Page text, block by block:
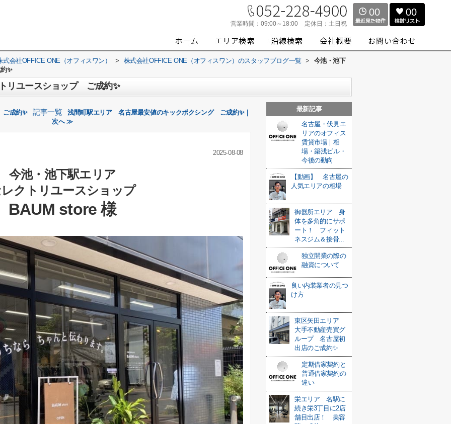
営業時間： 09:00～18:00 定休日： 土日祝
00 00
会社OFFICE ONE（オフィスワン） > 株式会社OFFICE ONE（オフィスワン）のスタッフブログ一覧 >
今池・池下
✨
リユースショップ ご成約✨
成約✨ 記事一覧
浅間町駅エリア 名古屋最安値のキックボクシング ご成約✨｜
次へ ≫
2025-08-08
今池・池下駅エリア
クトリユースショップ
BAUM store 様
最新記事
名古屋・伏見エ
リアのオフィス
賃貸市場｜相
場・築浅ビル・
今後の動向
【動画】 名古屋の
人気エリアの相場
御器所エリア 身
体を多角的にサポ
ート！ フィット
ネスジム＆接骨...
独立開業の際の
融資について
良い内装業者の見つ
け方
東区矢田エリア
大手不動産売買グ
ループ 名古屋初
出店のご成約✨
定期借家契約と
普通借家契約の
違い
栄エリア 名駅に
続き栄3丁目に2店
舗目出店！ 美容